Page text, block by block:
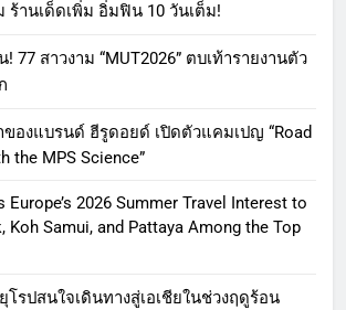
ร้านเด็ดเพิ่ม อิ่มฟิน 10 วันเต็ม!
! 77 สาวงาม “MUT2026” ตบเท้ารายงานตัว
ของแบรนด์ ฮีรูดอยด์ เปิดตัวแคมเปญ “Road
the MPS Science”
Europe’s 2026 Summer Travel Interest to
Koh Samui, and Pattaya Among the Top
โรปสนใจเดินทางสู่เอเชียในช่วงฤดูร้อน